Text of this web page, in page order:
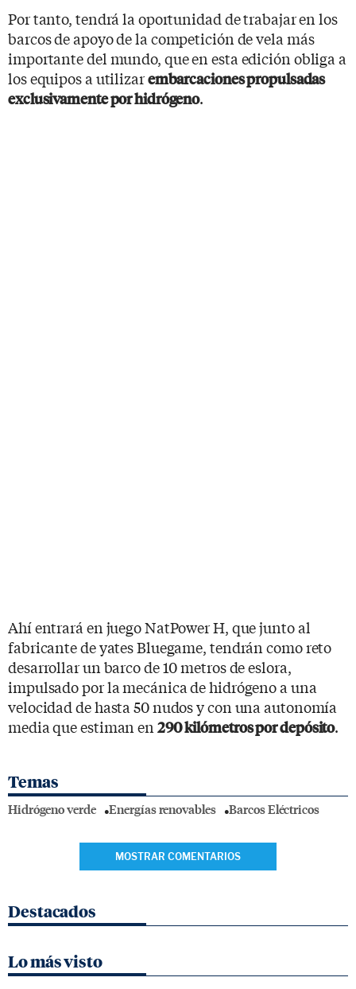
Por tanto, tendrá la oportunidad de trabajar en los
barcos de apoyo de la competición de vela más
importante del mundo, que en esta edición obliga a
los equipos a utilizarembarcaciones propulsadas
exclusivamente por hidrógeno.
Ahí entrará en juego NatPower H, que junto al
fabricante de yates Bluegame, tendrán como reto
desarrollar un barco de 10 metros de eslora,
impulsado por la mecánica de hidrógeno a una
velocidad de hasta 50 nudos y con una autonomía
media que estiman en 290 kilómetros por depósito.
Temas
Hidrógeno verde Energías renovables Barcos Eléctricos
MOSTRAR COMENTARIOS
Destacados
Lo más visto